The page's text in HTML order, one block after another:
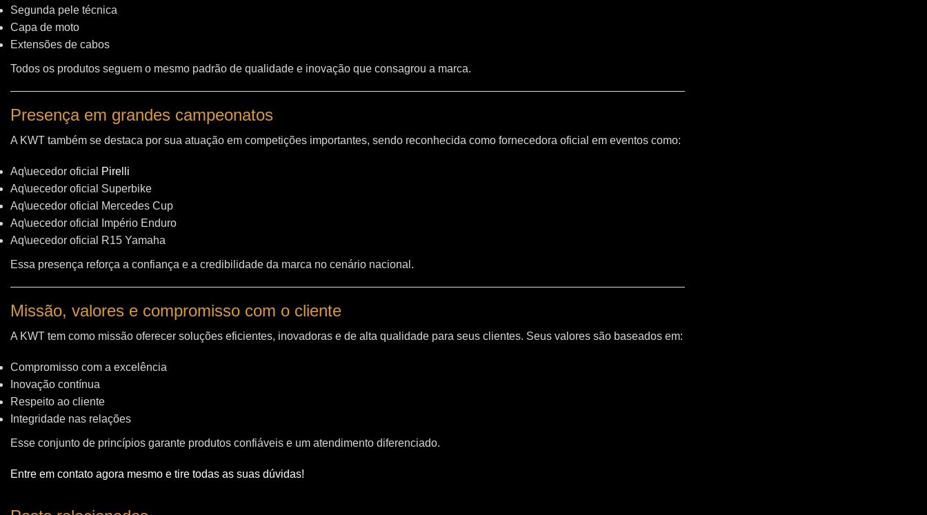
Segunda pele técnica
Capa de moto
Extensões de cabos
Todos os produtos seguem o mesmo padrão de qualidade e inovação que consagrou a marca.
Presença em grandes campeonatos
A KWT também se destaca por sua atuação em competições importantes, sendo reconhecida como fornecedora oficial em eventos como:
Aq\uecedor oficial
Pirelli
Aq\uecedor oficial Superbike
Aq\uecedor oficial Mercedes Cup
Aq\uecedor oficial Império Enduro
Aq\uecedor oficial R15 Yamaha
Essa presença reforça a confiança e a credibilidade da marca no cenário nacional.
Missão, valores e compromisso com o cliente
A KWT tem como missão oferecer soluções eficientes, inovadoras e de alta qualidade para seus clientes. Seus valores são baseados em:
Compromisso com a excelência
Inovação contínua
Respeito ao cliente
Integridade nas relações
Esse conjunto de princípios garante produtos confiáveis e um atendimento diferenciado.
Entre em contato agora mesmo e tire todas as suas dúvidas!